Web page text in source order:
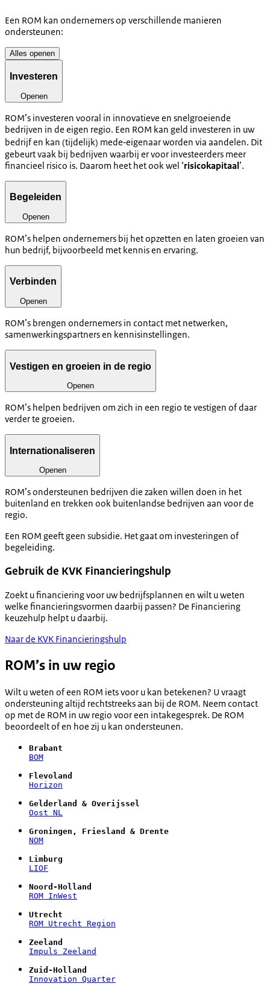
Een ROM kan ondernemers op verschillende manieren
ondersteunen:
Alles openen
Investeren
Openen
ROM’s investeren vooral in innovatieve en snelgroeiende
bedrijven in de eigen regio. Een ROM kan geld investeren in uw
bedrijf en kan (tijdelijk) mede‑eigenaar worden via aandelen. Dit
gebeurt vaak bij bedrijven waarbij er voor investeerders meer
financieel risico is. Daarom heet het ook wel ‘risicokapitaal’.
Begeleiden
Openen
ROM’s helpen ondernemers bij het opzetten en laten groeien van
hun bedrijf, bijvoorbeeld met kennis en ervaring.
Verbinden
Openen
ROM’s brengen ondernemers in contact met netwerken,
samenwerkingspartners en kennisinstellingen.
Vestigen en groeien in de regio
Openen
ROM’s helpen bedrijven om zich in een regio te vestigen of daar
verder te groeien.
Internationaliseren
Openen
ROM’s ondersteunen bedrijven die zaken willen doen in het
buitenland en trekken ook buitenlandse bedrijven aan voor de
regio.
Een ROM geeft geen subsidie. Het gaat om investeringen of
begeleiding.
Gebruik de KVK Financieringshulp
Zoekt u financiering voor uw bedrijfsplannen en wilt u weten
welke financieringsvormen daarbij passen? De Financiering
keuzehulp helpt u daarbij.
Naar de KVK Financieringshulp
ROM’s in uw regio
Wilt u weten of een ROM iets voor u kan betekenen? U vraagt
ondersteuning altijd rechtstreeks aan bij de ROM. Neem contact
op met de ROM in uw regio voor een intakegesprek. De ROM
beoordeelt of en hoe zij u kan ondersteunen.
BOM
Horizon
Gelderland & Overijssel
Oost NL
Groningen, Friesland & Drente
NOM
Limburg
LIOF
Noord-Holland
ROM InWest
Utrecht
ROM Utrecht Region
Zeeland
Impuls Zeeland
Zuid-Holland
Innovation Quarter